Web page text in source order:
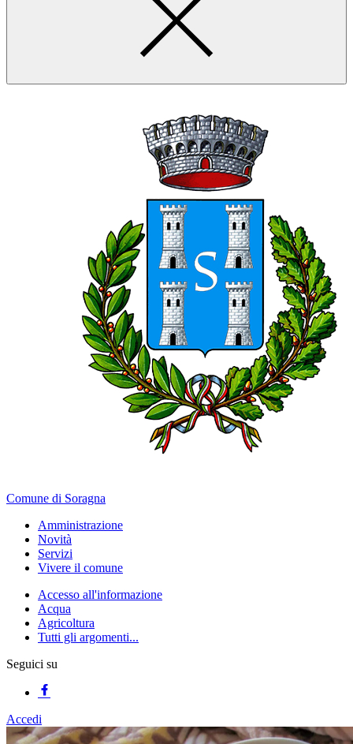
Comune di Soragna
Amministrazione
Novità
Servizi
Vivere il comune
Accesso all'informazione
Acqua
Agricoltura
Tutti gli argomenti...
Seguici su
Accedi